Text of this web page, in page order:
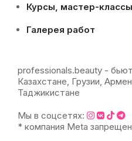
Курсы, мастер-классы
Галерея работ
professionals.beauty -
Казахстане, Грузии,
Таджикистане
Мы в соцсетях:
* компания Meta